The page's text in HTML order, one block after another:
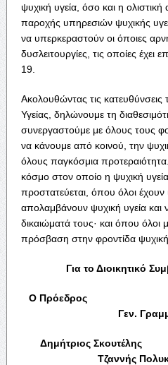
ψυχική υγεία, όσο και η
παροχής υπηρεσιών ψυχικής
να υπερκεραστούν οι όποιες
δυσλειτουργίες, τις οποίες έχει
19.
Ακολουθώντας τις
Υγείας, δηλώνουμε τη
συνεργαστούμε με όλους τους
να κάνουμε από κοινού, την
όλους παγκόσμια
κόσμο στον οποίο η ψυχική υγεία
προστατεύεται, όπου όλοι έχουν
απολαμβάνουν ψυχική υγεία
δικαιώματά τους· και όπου
πρόσβαση στην φροντίδα
Για το Διοικητικό
Ο
Γεν.
Δημήτριος
Τζαννής